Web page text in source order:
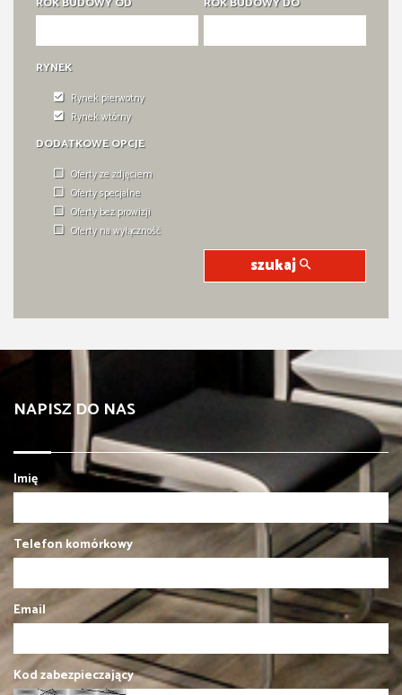
RYNEK
Rynek pierwotny
Rynek wtórny
DODATKOWE OPCJE
Oferty ze zdjęciem
Oferty specjalne
Oferty bez prowizji
Oferty na wyłączność
szukaj
NAPISZ DO NAS
Imię
Telefon komórkowy
Email
Kod zabezpieczający